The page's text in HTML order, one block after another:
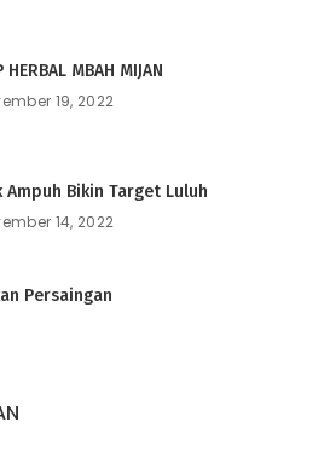
HERBAL MBAH MIJAN
19, 2022
Ampuh Bikin Target Luluh
14, 2022
Persaingan